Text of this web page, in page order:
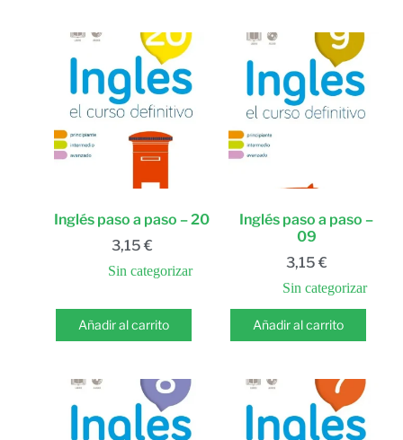
Inglés paso a paso – 20
3,15 €
Sin categorizar
Añadir al carrito
Inglés paso a paso –
09
3,15 €
Sin categorizar
Añadir al carrito